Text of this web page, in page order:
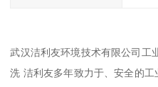
武汉洁利友环境技术有限公司工
洗 洁利友多年致力于、安全的